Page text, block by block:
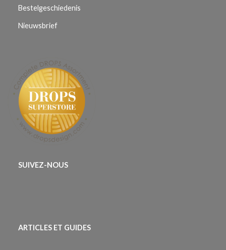
Bestelgeschiedenis
Nieuwsbrief
SUIVEZ-NOUS
ARTICLES ET GUIDES